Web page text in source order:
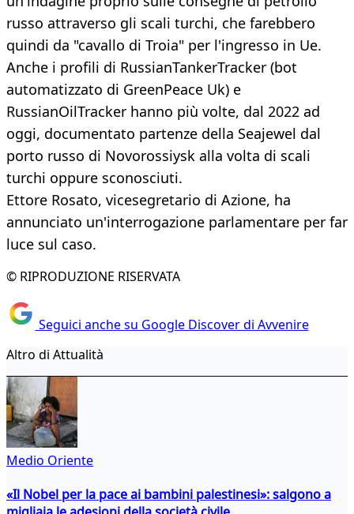
russo attraverso gli scali turchi, che farebbero
quindi da "cavallo di Troia" per l'ingresso in Ue.
Anche i profili di RussianTankerTracker (bot
automatizzato di GreenPeace Uk) e
RussianOilTracker hanno più volte, dal 2022 ad
oggi, documentato partenze della Seajewel dal
porto russo di Novorossiysk alla volta di scali
turchi oppure sconosciuti.
Ettore Rosato, vicesegretario di Azione, ha
annunciato un'interrogazione parlamentare per far
luce sul caso.
© RIPRODUZIONE RISERVATA
Seguici anche su Google Discover di Avvenire
Altro di Attualità
Medio Oriente
«Il Nobel per la pace ai bambini palestinesi»: salgono a